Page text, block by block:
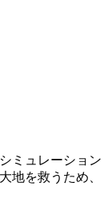
ミュレーション
地を救うため、